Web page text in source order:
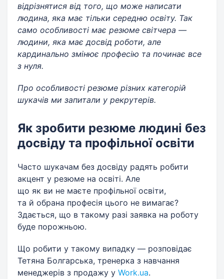
відрізнятися від того, що може написати
людина, яка має тільки середню освіту. Так
само особливості має резюме світчера —
людини, яка має досвід роботи, але
кардинально змінює професію та починає все
з нуля.
Про особливості резюме різних категорій
шукачів ми запитали у рекрутерів.
Як зробити резюме людині без
досвіду та профільної освіти
Часто шукачам без досвіду радять робити
акцент у резюме на освіті. Але
що як ви не маєте профільної освіти,
та й обрана професія цього не вимагає?
Здається, що в такому разі заявка на роботу
буде порожньою.
Що робити у такому випадку — розповідає
Тетяна Болгарська, тренерка з навчання
менеджерів з продажу у Work.ua.